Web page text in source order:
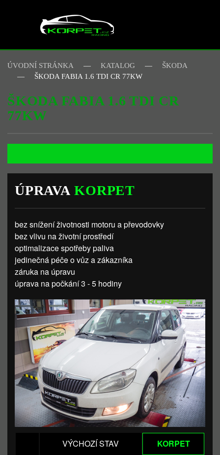
Skip to main content
ÚVODNÍ STRÁNKA KATALOG
ŠKODA
ŠKODA FABIA 1.6 TDI CR 77KW
ŠKODA FABIA 1.6 TDI CR
77KW
ÚPRAVAKORPET
bez snížení životnosti motoru a převodovky
bez vlivu na životní prostředí
optimalizace spotřeby paliva
jedinečná péče o vůz a zákazníka
záruka na úpravu
úprava na počkání 3 - 5 hodiny
VÝCHOZÍ STAV KORPET